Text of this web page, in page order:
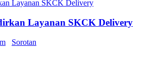
Layanan SKCK Delivery
Sorotan